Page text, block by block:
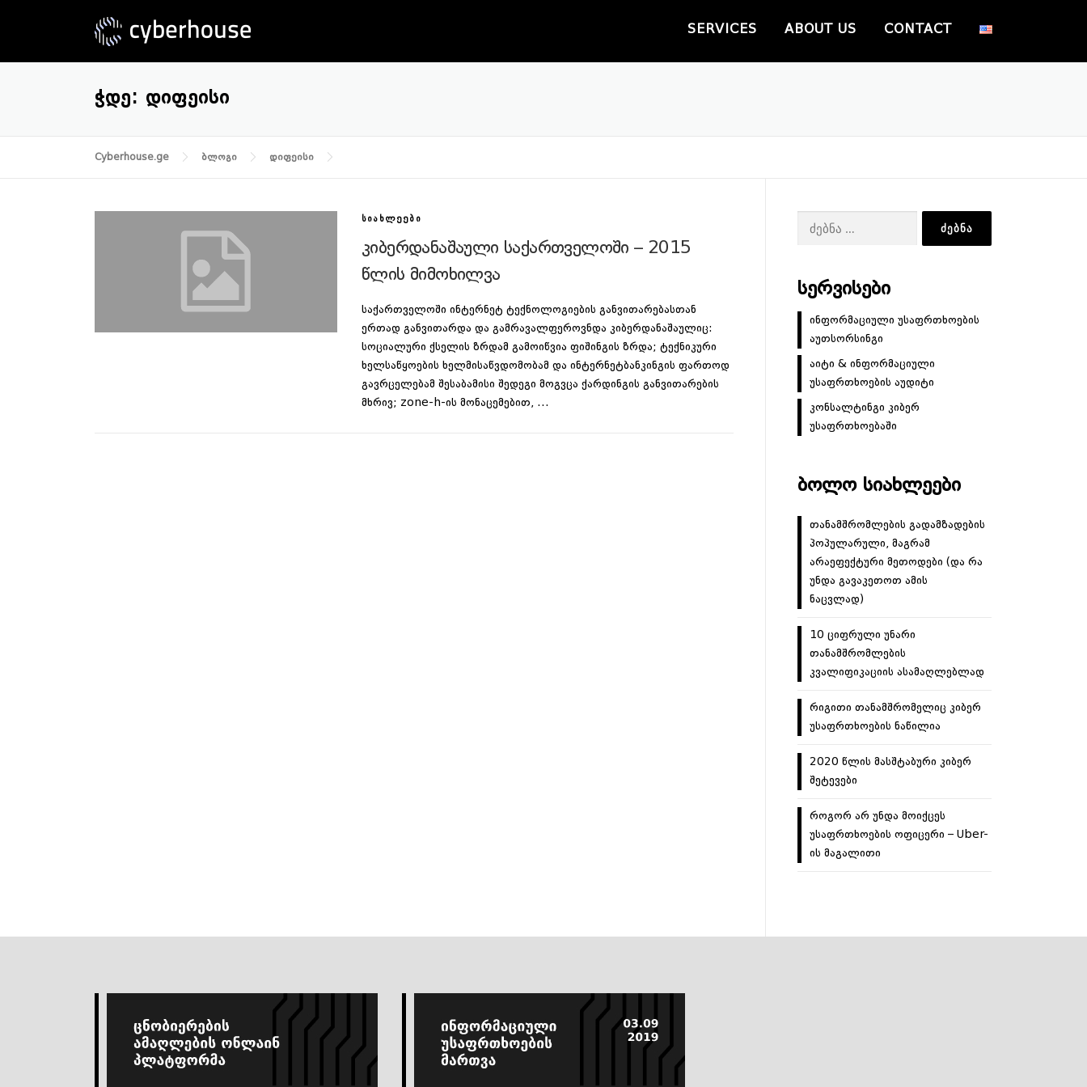
SERVICES ABOUT US CONTACT
ᲭᲓᲔ: ᲓᲘᲤᲔᲘᲡᲘ
Cyberhouse.ge ბლოგი დიფეისი
ᲡᲘᲐᲮᲚᲔᲔᲑᲘ
კიბერდანაშაული საქართველოში – 2015
წლის მიმოხილვა
საქართველოში ინტერნეტ ტექნოლოგიების განვითარებასთან
ერთად განვითარდა და გამრავალფეროვნდა კიბერდანაშაულიც:
სოციალური ქსელის ზრდამ გამოიწვია ფიშინგის ზრდა; ტექნიკური
ხელსაწყოების ხელმისაწვდომობამ და ინტერნეტბანკინგის ფართოდ
გავრცელებამ შესაბამისი შედეგი მოგვცა ქარდინგის განვითარების
მხრივ; zone-h-ის მონაცემებით, …
ძებნა:
ᲡᲔᲠᲕᲘᲡᲔᲑᲘ
ინფორმაციული უსაფრთხოების
აუთსორსინგი
აიტი & ინფორმაციული
უსაფრთხოების აუდიტი
კონსალტინგი კიბერ
უსაფრთხოებაში
ᲑᲝᲚᲝ ᲡᲘᲐᲮᲚᲔᲔᲑᲘ
თანამშრომლების გადამზადების
პოპულარული, მაგრამ
არაეფექტური მეთოდები (და რა
უნდა გავაკეთოთ ამის
ნაცვლად)
10 ციფრული უნარი
თანამშრომლების
კვალიფიკაციის ასამაღლებლად
რიგითი თანამშრომელიც კიბერ
უსაფრთხოების ნაწილია
2020 წლის მასშტაბური კიბერ
შეტევები
როგორ არ უნდა მოიქცეს
უსაფრთხოების ოფიცერი – Uber-
ის მაგალითი